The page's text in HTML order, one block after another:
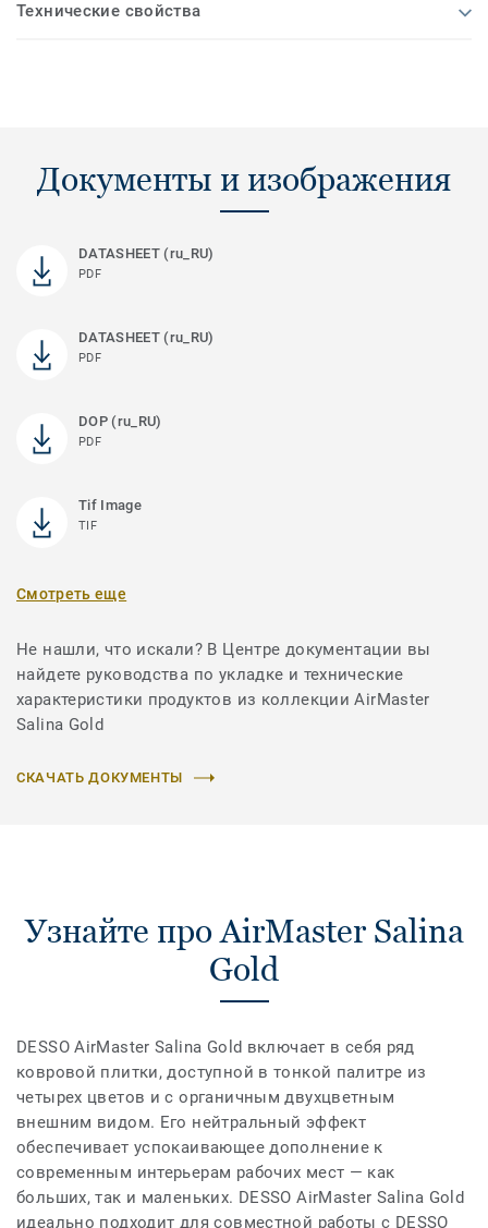
Технические свойства
Документы и изображения
DATASHEET (ru_RU)
PDF
DATASHEET (ru_RU)
PDF
DOP (ru_RU)
PDF
Tif Image
TIF
Смотреть еще
Не нашли, что искали? В Центре документации вы
найдете руководства по укладке и технические
характеристики продуктов из коллекции AirMaster
Salina Gold
СКАЧАТЬ ДОКУМЕНТЫ
Узнайте про AirMaster Salina
Gold
DESSO AirMaster Salina Gold включает в себя ряд
ковровой плитки, доступной в тонкой палитре из
четырех цветов и с органичным двухцветным
внешним видом. Его нейтральный эффект
обеспечивает успокаивающее дополнение к
современным интерьерам рабочих мест — как
больших, так и маленьких. DESSO AirMaster Salina Gold
идеально подходит для совместной работы с DESSO